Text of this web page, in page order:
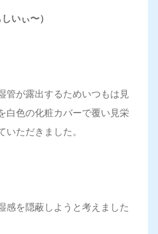
いぃ〜）
管が露出するためいつもは見
白色の化粧カバーで覆い見栄
いただきました。
感を隠蔽しようと考えました